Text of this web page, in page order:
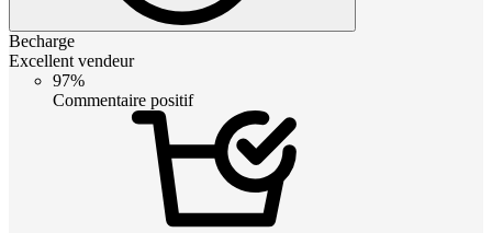
Becharge
Excellent vendeur
97%
Commentaire positif